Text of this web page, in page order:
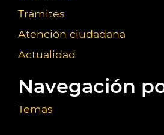
Trámites
Atención ciudadana
Actualidad
Navegación
Temas